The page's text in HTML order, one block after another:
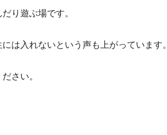
り遊ぶ場です。
は入れないという声も上がっています。
さい。